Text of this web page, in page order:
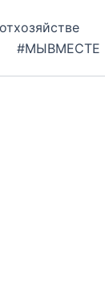
#МЫВМЕСТЕ